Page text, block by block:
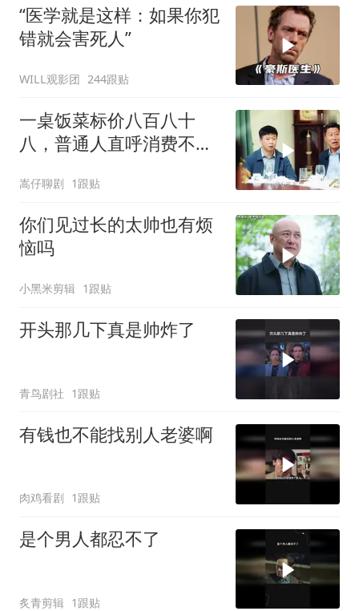
“医学就是这样：如果你犯
错就会害死人”
WILL观影团 244跟贴
一桌饭菜标价八百八十
八，普通人直呼消费不
嵩仔聊剧 1跟贴
你们见过长的太帅也有烦
恼吗
小黑米剪辑 1跟贴
开头那几下真是帅炸了
青鸟剧社 1跟贴
有钱也不能找别人老婆啊
肉鸡看剧 1跟贴
是个男人都忍不了
炙青剪辑 1跟贴